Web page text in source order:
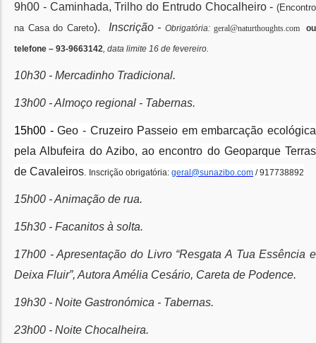
9h00 - Caminhada, Trilho do Entrudo Chocalheiro - (Encontro
na Casa do Careto). Inscrição - Obrigatória: geral@naturthoughts.comou
telefone – 93-9663142, data limite 16 de fevereiro.
10h30 - Mercadinho Tradicional.
13h00 - Almoço regional - Tabernas.
15h00 - Geo - Cruzeiro Passeio em embarcação ecológica
pela Albufeira do Azibo, ao encontro do Geoparque Terras
de Cavaleiros. Inscrição obrigatória: geral@sunazibo.com / 917738892
15h00 - Animação de rua.
15h30 - Facanitos à solta.
17h00 - Apresentação do Livro “Resgata A Tua Essência e
Deixa Fluir”, Autora Amélia Cesário, Careta de Podence.
19h30 - Noite Gastronómica - Tabernas.
23h00 - Noite Chocalheira.